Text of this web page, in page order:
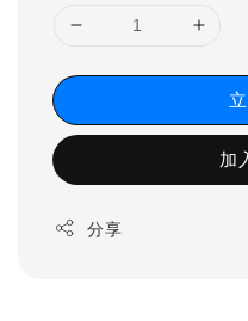
加
分享